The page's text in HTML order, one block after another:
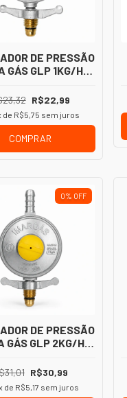
DE PRESSÃO
GÁS GLP 1KG/H
R$22,99
de R$5,75 sem juros
COMPRAR
0% OFF
DE PRESSÃO
GÁS GLP 2KG/H
R$30,99
de R$5,17 sem juros